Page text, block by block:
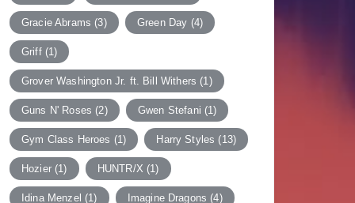
Gracie Abrams (3) Green Day (4)
Griff(1)
Grover Washington Jr. ft. Bill Withers (1)
Guns N' Roses (2) Gwen Stefani (1)
Gym Class Heroes (1) Harry Styles (13)
Hozier(1) HUNTR/X (1)
Idina Menzel (1) Imagine Dragons (4)